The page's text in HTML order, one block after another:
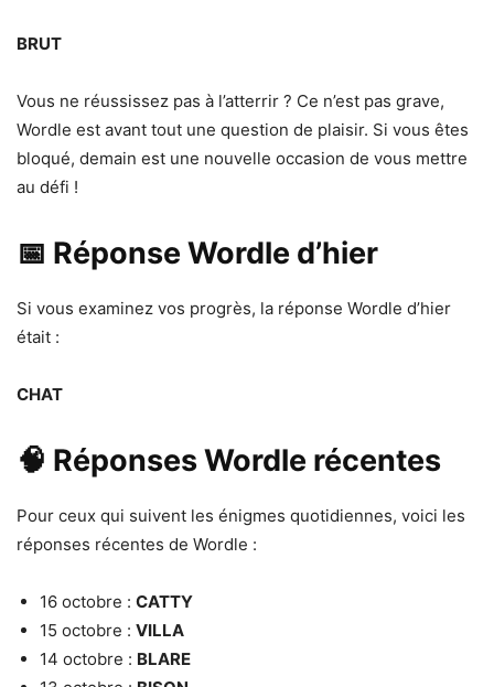
BRUT
Vous ne réussissez pas à l’atterrir ? Ce n’est pas grave,
Wordle est avant tout une question de plaisir. Si vous êtes
bloqué, demain est une nouvelle occasion de vous mettre
au défi !
📅 Réponse Wordle d’hier
Si vous examinez vos progrès, la réponse Wordle d’hier
était :
CHAT
🧠 Réponses Wordle récentes
Pour ceux qui suivent les énigmes quotidiennes, voici les
réponses récentes de Wordle :
16 octobre : CATTY
15 octobre : VILLA
14 octobre : BLARE